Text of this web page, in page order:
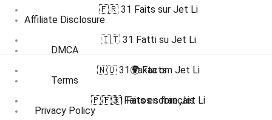
Affiliate Disclosure
DMCA
Terms
Privacy Policy
🇫🇷 31 Faits sur Jet Li
🇮🇹 31 Fatti su Jet Li
🇳🇴 31 Fakta om Jet Li
🇵🇹 31 Fatos sobre Jet Li
🌍 Facts
🇫🇷 Faits en français